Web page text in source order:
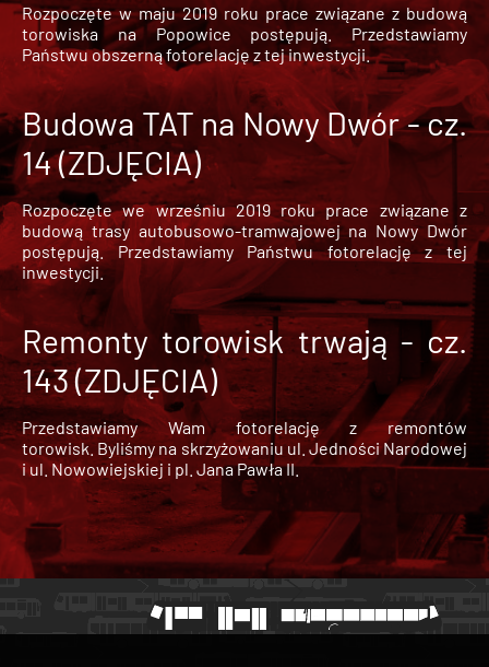
Rozpoczęte w maju 2019 roku prace związane z budową
torowiska na Popowice
postępują. Przedstawiamy
Państwu obszerną fotorelację z tej inwestycji.
Budowa TAT na Nowy Dwór - cz.
14 (ZDJĘCIA)
Rozpoczęte we wrześniu 2019 roku prace związane z
budową trasy autobusowo-tramwajowej na Nowy Dwór
postępują. Przedstawiamy Państwu fotorelację z tej
inwestycji.
Remonty torowisk trwają - cz.
143 (ZDJĘCIA)
Przedstawiamy Wam fotorelację z remontów
torowisk. Byliśmy na skrzyżowaniu ul. Jedności Narodowej
i ul. Nowowiejskiej i pl. Jana Pawła II.